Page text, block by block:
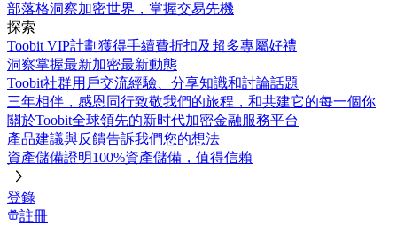
部落格洞察加密世界，掌握交易先機
探索
Toobit VIP計劃獲得手續費折扣及超多專屬好禮
洞察掌握最新加密最新動態
Toobit社群用戶交流經驗、分享知識和討論話題
三年相伴，感恩同行致敬我們的旅程，和共建它的每一個你
關於Toobit全球領先的新时代加密金融服務平台
產品建議與反饋告訴我們您的想法
資產儲備證明100%資產儲備，值得信賴
登錄
註冊